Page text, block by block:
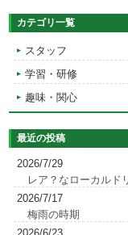
カテゴリ一覧
スタッフ
学習・研修
趣味・関心
最近の投稿
2026/7/29
レア？なローカルド
2026/7/17
梅雨の時期